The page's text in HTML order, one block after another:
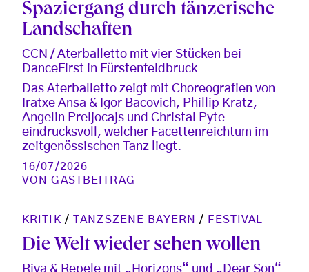
Spaziergang durch tänzerische
Landschaften
CCN / Aterballetto mit vier Stücken bei
DanceFirst in Fürstenfeldbruck
Das Aterballetto zeigt mit Choreografien von
Iratxe Ansa & Igor Bacovich, Phillip Kratz,
Angelin Preljocajs und Christal Pyte
eindrucksvoll, welcher Facettenreichtum im
zeitgenössischen Tanz liegt.
16/07/2026
VONGASTBEITRAG
KRITIK / TANZSZENE BAYERN / FESTIVAL
Die Welt wieder sehen wollen
Riva & Repele mit „Horizons“ und „Dear Son“